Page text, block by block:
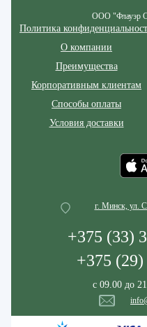
ООО "Флауэр
Политика
О компании
Преимущества
Корпоративным клиентам
Способы оплаты
Условия доставки
г. Минск, ул.
+375 (33)
+375
с 09.00 до